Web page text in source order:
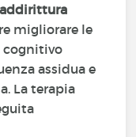
addirittura
migliorare le
cognitivo
assidua e
La terapia